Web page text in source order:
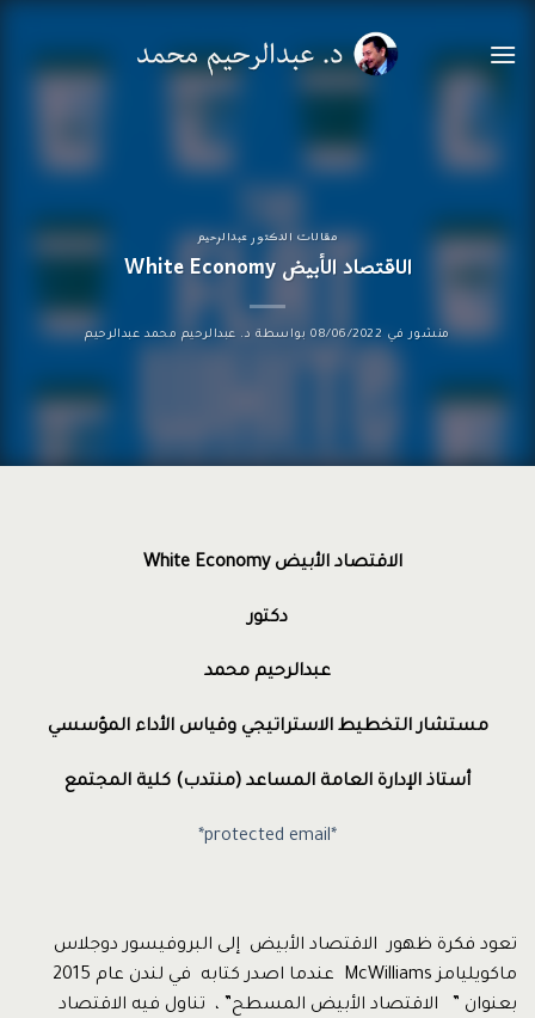
للمحتوى
مقالات الدكتور عبدالرحيم
الاقتصاد الأبيض White Economy
منشور في 08/06/2022 بواسطة د. عبدالرحيم محمد عبدالرحيم
الاقتصاد الأبيضWhite Economy
دكتور
عبدالرحيم محمد
مستشار التخطيط الاستراتيجي وقياس الأداء المؤسسي
أستاذ الإدارة العامة المساعد (منتدب) كلية المجتمع
*protected email*
تعود فكرة ظهور الاقتصاد الأبيض إلى البروفيسور دوجلاس
ماكويليامز McWilliams عندما اصدر كتابه في لندن عام 2015
بعنوان ” الاقتصاد الأبيض المسطح” ، تناول فيه الاقتصاد